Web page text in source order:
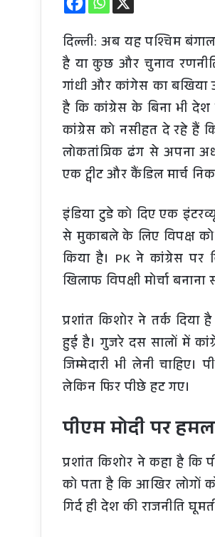
दिल्ली: अब यह पश्चिम
है या कुछ और चुनाव
गांधी और कांगेस का बखिया
है कि कांग्रेस के बिना भी देश
कांग्रेस को नसीहत दे रहे हैं
लोकतांत्रिक ढंग से अपना
एक ट्वीट और कैंडिल मार्च
इंडिया टुडे को दिए एक
से मुकाबले के लिए विपक्ष
किया है। PK ने कांग्रेस पर
खिलाफ विपक्षी मोर्चा
प्रशांत किशोर ने तर्क
हुई है। गुजरे दस सालों में
जिम्मेदारी भी लेनी
लेकिन फिर पीछे हट गए।
पीएम मोदी पर
प्रशांत किशोर ने कहा है
को पता है कि आखिर लोगों
गिर्द ही देश की राजनीति